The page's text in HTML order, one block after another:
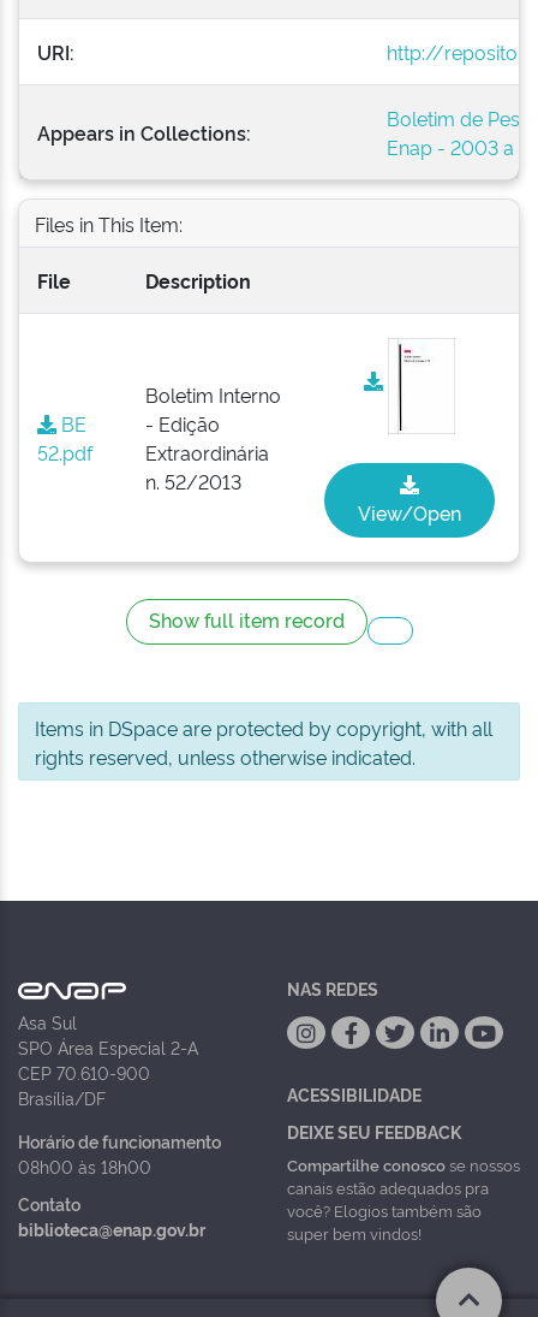
URI: http://
Appears in Collections:
Boletim de
Enap - 2003 a
Files in This Item:
File Description
BE
52.pdf
Boletim Interno
- Edição
Extraordinária
n. 52/2013
View/Open
Show full item record
Items in DSpace are protected by copyright, with all
rights reserved, unless otherwise indicated.
Asa Sul
SPO Área Especial 2-A
CEP 70.610-900
Brasília/DF
Horário de funcionamento
08h00 às 18h00
Contato
biblioteca@enap.gov.br
NAS REDES
ACESSIBILIDADE
DEIXE SEU FEEDBACK
Compartilhe conoscose nossos
canais estão adequados pra
você? Elogios também são
super bem vindos!